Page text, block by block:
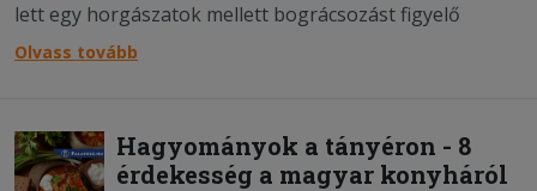
lett egy horgászatok mellett bográcsozást figyelő
srácból több százezres eléréssel rendelkező
tartalomgyártó, hanem az is, miért működik ennyire jól
Olvass tovább
Hagyományok a tányéron - 8
érdekesség a magyar konyháról